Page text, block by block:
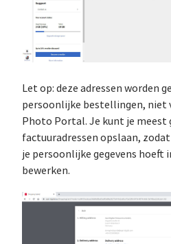
Let op: deze adressen worden
persoonlijke bestellingen, niet
Photo Portal. Je kunt je meest
factuuradressen opslaan,
je persoonlijke gegevens hoeft
bewerken.